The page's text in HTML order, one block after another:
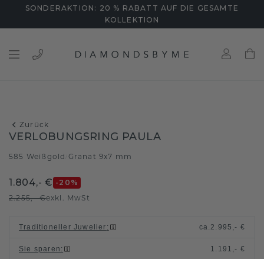
SONDERAKTION: 20 % RABATT AUF DIE GESAMTE
KOLLEKTION
Zurück
VERLOBUNGSRING PAULA
585 Weißgold Granat 9x7 mm
1.804,- € -20 %
2.255,- €exkl. MwSt
Traditioneller Juwelier : ca.2.995,- €
Sie sparen : 1.191,- €